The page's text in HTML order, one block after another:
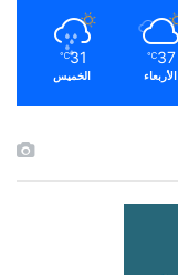
37
℃
الأربعاء
31
℃
الخميس